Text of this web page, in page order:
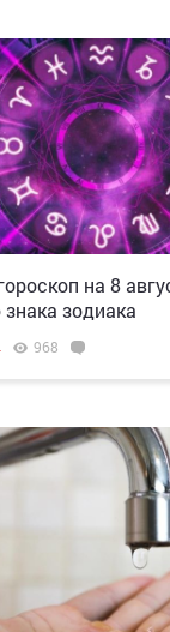
на 8
зодиака
968